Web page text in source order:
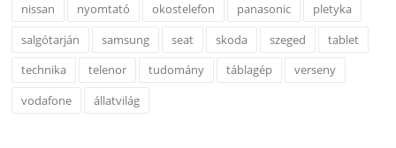
nissan
nyomtató okostelefon panasonic
pletyka
salgótarján
samsung seat skoda szeged
tablet
technika
telenor tudomány táblagép
verseny
vodafone
állatvilág